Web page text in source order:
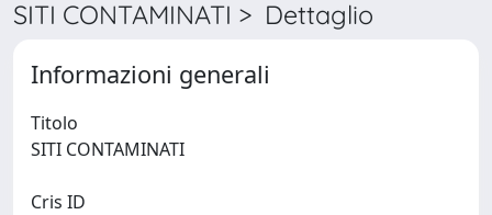
SITI CONTAMINATI > Dettaglio
Informazioni generali
Titolo
Cris ID